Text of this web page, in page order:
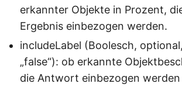
erkannter Objekte in Prozent,
Ergebnis einbezogen werden.
includeLabel (Boolesch,
„false“): ob erkannte
die Antwort einbezogen werden